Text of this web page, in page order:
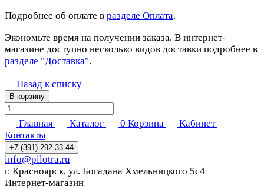
Подробнее об оплате в разделе Оплата.
Экономьте время на получении заказа. В интернет-
магазине доступно несколько видов доставки подробнее в
разделе "Доставка".
Назад к списку
В корзину
Главная Каталог 0 Корзина
Кабинет
Контакты
+7 (391) 292-33-44
info@pilotra.ru
г. Красноярск, ул. Богадана Хмельницкого 5с4
Интернет-магазин